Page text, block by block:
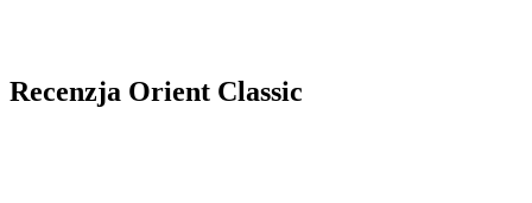
Recenzja Orient Classic